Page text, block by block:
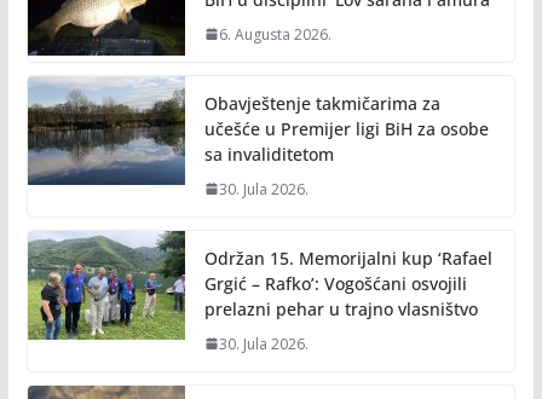
6. Augusta 2026.
Obavještenje takmičarima za
učešće u Premijer ligi BiH za osobe
sa invaliditetom
30. Jula 2026.
Održan 15. Memorijalni kup ‘Rafael
Grgić – Rafko’: Vogošćani osvojili
prelazni pehar u trajno vlasništvo
30. Jula 2026.